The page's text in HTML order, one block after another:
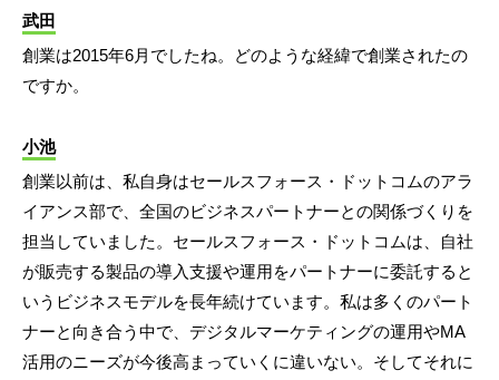
武田
創業は2015年6月でしたね。どのような経緯で創業されたの
ですか。
小池
創業以前は、私自身はセールスフォース・ドットコムのアラ
イアンス部で、全国のビジネスパートナーとの関係づくりを
担当していました。セールスフォース・ドットコムは、自社
が販売する製品の導入支援や運用をパートナーに委託すると
いうビジネスモデルを長年続けています。私は多くのパート
ナーと向き合う中で、デジタルマーケティングの運用やMA
活用のニーズが今後高まっていくに違いない。そしてそれに